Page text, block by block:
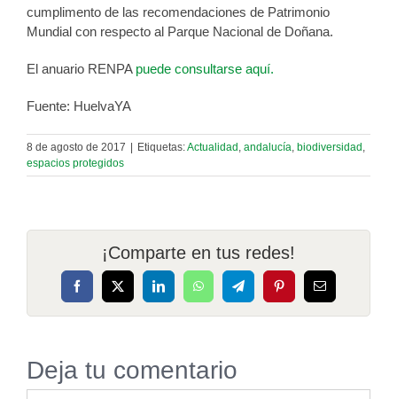
cumplimento de las recomendaciones de Patrimonio
Mundial con respecto al Parque Nacional de Doñana.
El anuario RENPA puede consultarse aquí.
Fuente: HuelvaYA
8 de agosto de 2017 Etiquetas:Actualidad , andalucía, biodiversidad ,
espacios protegidos
¡Comparte en tus redes!
Facebook
X LinkedInWhatsAppTelegramPinterestCorreo
electrónico
Deja tu comentario